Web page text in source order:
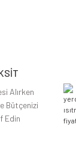
Alırken
Bütçenizi
Edin